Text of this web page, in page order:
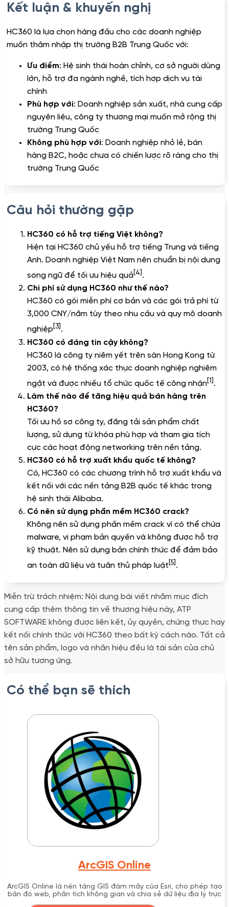
Kết luận & khuyến nghị
HC360 là lựa chọn hàng đầu cho các doanh nghiệp
muốn thâm nhập thị trường B2B Trung Quốc với:
Ưu điểm: Hệ sinh thái hoàn chỉnh, cơ sở người dùng
lớn, hỗ trợ đa ngành nghề, tích hợp dịch vụ tài
chính
Phù hợp với: Doanh nghiệp sản xuất, nhà cung cấp
nguyên liệu, công ty thương mại muốn mở rộng thị
trường Trung Quốc
Không phù hợp với: Doanh nghiệp nhỏ lẻ, bán
hàng B2C, hoặc chưa có chiến lược rõ ràng cho thị
trường Trung Quốc
Câu hỏi thường gặp
HC360 có hỗ trợ tiếng Việt không?
Hiện tại HC360 chủ yếu hỗ trợ tiếng Trung và tiếng
Anh. Doanh nghiệp Việt Nam nên chuẩn bị nội dung
song ngữ để tối ưu hiệu quả [4] .
Chi phí sử dụng HC360 như thế nào?
HC360 có gói miễn phí cơ bản và các gói trả phí từ
3,000 CNY/năm tùy theo nhu cầu và quy mô doanh
nghiệp [3] .
HC360 có đáng tin cậy không?
HC360 là công ty niêm yết trên sàn Hong Kong từ
2003, có hệ thống xác thực doanh nghiệp nghiêm
ngặt và được nhiều tổ chức quốc tế công nhận[1] .
Làm thế nào để tăng hiệu quả bán hàng trên
HC360?
Tối ưu hồ sơ công ty, đăng tải sản phẩm chất
lượng, sử dụng từ khóa phù hợp và tham gia tích
cực các hoạt động networking trên nền tảng.
HC360 có hỗ trợ xuất khẩu quốc tế không?
Có, HC360 có các chương trình hỗ trợ xuất khẩu và
kết nối với các nền tảng B2B quốc tế khác trong
hệ sinh thái Alibaba.
Có nên sử dụng phần mềm HC360 crack?
Không nên sử dụng phần mềm crack vì có thể chứa
malware, vi phạm bản quyền và không được hỗ trợ
kỹ thuật. Nên sử dụng bản chính thức để đảm bảo
an toàn dữ liệu và tuân thủ pháp luật [5] .
Miễn trừ trách nhiệm: Nội dung bài viết nhằm mục đích
cung cấp thêm thông tin về thương hiệu này, ATP
SOFTWARE không được liên kết, ủy quyền, chứng thực hay
kết nối chính thức với HC360 theo bất kỳ cách nào. Tất cả
tên sản phẩm, logo và nhãn hiệu đều là tài sản của chủ
sở hữu tương ứng.
Có thể bạn sẽ thích
ArcGIS Online
ArcGIS Online là nền tảng GIS đám mây của Esri, cho phép tạo
bản đồ web, phân tích không gian và chia sẻ dữ liệu địa lý trực